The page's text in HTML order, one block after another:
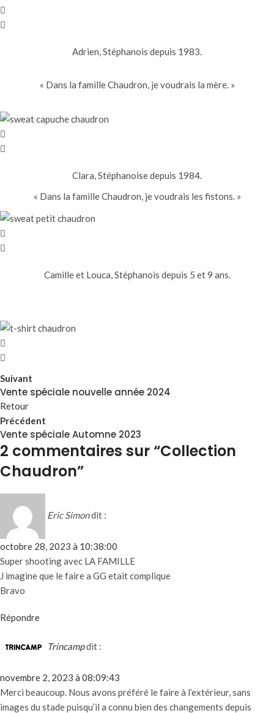
Adrien, Stéphanois depuis 1983.
« Dans la famille Chaudron, je voudrais la mère. »
Clara, Stéphanoise depuis 1984.
« Dans la famille Chaudron, je voudrais les fistons. »
Camille et Louca, Stéphanois depuis 5 et 9 ans.
Suivant
Vente spéciale nouvelle année 2024
Retour
Précédent
Vente spéciale Automne 2023
2 commentaires sur “Collection
Chaudron”
Eric Simondit :
octobre 28, 2023 à 10:38:00
Super shooting avec LA FAMILLE
J imagine que le faire a GG etait complique
Bravo
Répondre
Trincampdit :
novembre 2, 2023 à 08:09:43
Merci beaucoup. Nous avons préféré le faire à l’extérieur, sans
images du stade puisqu’il a connu bien des changements depuis